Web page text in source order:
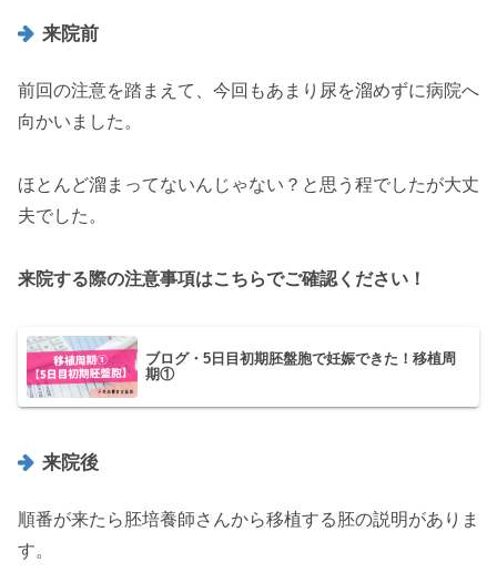
来院前
前回の注意を踏まえて、今回もあまり尿を溜めずに病院へ
向かいました。
ほとんど溜まってないんじゃない？と思う程でしたが大丈
夫でした。
来院する際の注意事項はこちらでご確認ください！
ブログ・5日目初期胚盤胞で妊娠できた！移植周
期①
来院後
順番が来たら胚培養師さんから移植する胚の説明がありま
す。